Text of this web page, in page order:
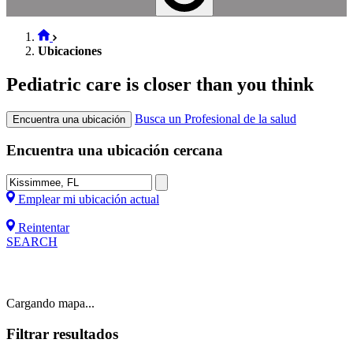
Ubicaciones
Pediatric care is closer than you think
Encuentra una ubicación Busca un Profesional de la salud
Encuentra una ubicación cercana
Emplear mi ubicación actual
Reintentar
SEARCH
Cargando mapa...
Filtrar resultados